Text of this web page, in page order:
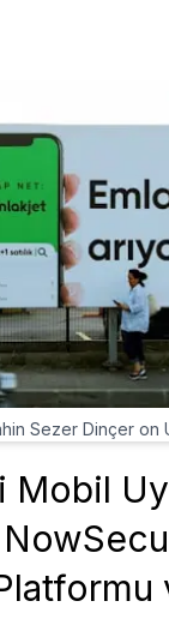
Sezer Dinçer on
Mobil